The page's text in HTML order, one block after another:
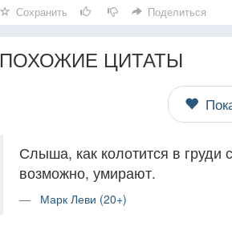
Сохранить Поделиться
ПОХОЖИЕ ЦИТАТЫ
Слыша, как колотится в груди
возможно, умирают.
Марк Леви (20+)